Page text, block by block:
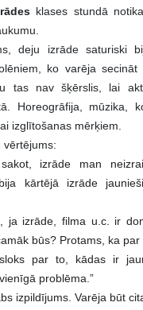
klases stundā
deju izrāde saturiski
ko varēja
tas nav šķērslis, lai
Horeogrāfija, mūzika,
izglītošanas mērķiem.
vērtējums:
izrāde man
kārtējā izrāde
ja izrāde, filma u.c. ir
būs? Protams, ka
par to, kādas ir
problēma.”
izpildījums. Varēja būt